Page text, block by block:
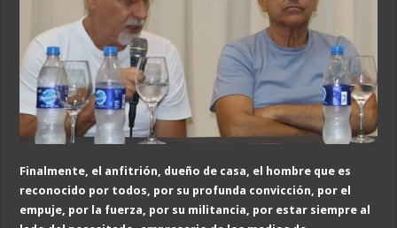
Finalmente, el anfitrión, dueño de casa, el hombre que es
reconocido por todos, por su profunda convicción, por el
empuje, por la fuerza, por su militancia, por estar siempre al